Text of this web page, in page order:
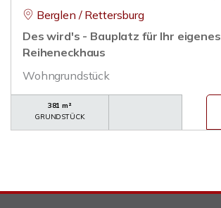
Berglen / Rettersburg
Des wird's - Bauplatz für Ihr eigenes
Reiheneckhaus
Wohngrundstück
381 m²
GRUNDSTÜCK